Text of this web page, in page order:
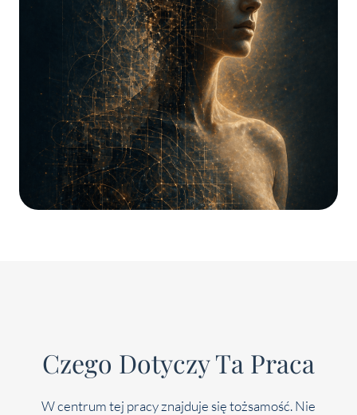
Czego Dotyczy Ta Praca
W centrum tej pracy znajduje się tożsamość. Nie